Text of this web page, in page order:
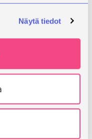
Näytä tiedot
työntekijöiden on
ja
vahvistaminen.
tilanteiden
omaa
ei jää yksin
on paremmat
työyhteisön